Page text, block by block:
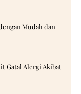
Mudah dan
Gatal Alergi Akibat